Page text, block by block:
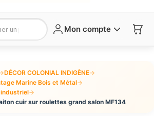
Mon compte
DÉCOR COLONIAL INDIGÈNE→
Marine Bois et Métal→
→
cuir sur roulettes grand salon MF134